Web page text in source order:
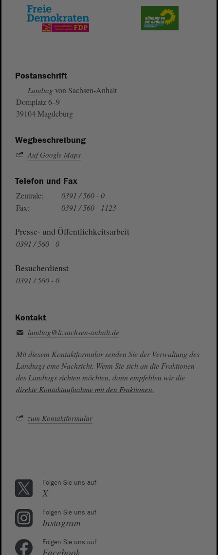
Postanschrift
Landtag von Sachsen-Anhalt
Domplatz 6–9
39104 Magdeburg
Wegbeschreibung
Auf Google Maps
Telefon und Fax
Zentrale:
0391 / 560 - 0
Fax:
0391 / 560 - 1123
Presse- und Öffentlichkeitsarbeit
0391 / 560 - 0
Besucherdienst
0391 / 560 - 0
Kontakt
landtag@lt.sachsen-anhalt.de
Mit diesem Kontaktformular senden Sie der Verwaltung des
Landtags eine Nachricht. Wenn Sie sich an die Fraktionen
des Landtags richten möchten, dann empfehlen wir die
direkte Kontaktaufnahme mit den Fraktionen.
zum Kontaktformular
Folgen Sie uns auf
X
Folgen Sie uns auf
Instagram
Folgen Sie uns auf
Facebook